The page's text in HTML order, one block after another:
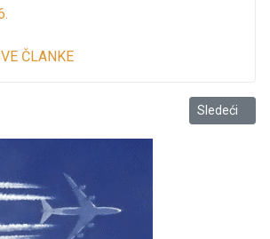
ČLANKE
radovi na sanaciji posljedica olujnih
Sledeći
Sledeći